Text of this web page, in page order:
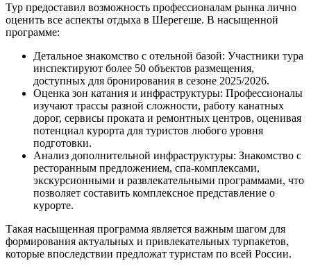
Тур предоставил возможность профессионалам рынка лично
оценить все аспекты отдыха в Шерегеше. В насыщенной
программе:
Детальное знакомство с отельной базой: Участники тура
инспектируют более 50 объектов размещения,
доступных для бронирования в сезоне 2025/2026.
Оценка зон катания и инфраструктуры: Профессионалы
изучают трассы разной сложности, работу канатных
дорог, сервисы проката и ремонтных центров, оценивая
потенциал курорта для туристов любого уровня
подготовки.
Анализ дополнительной инфраструктуры: Знакомство с
ресторанным предложением, спа-комплексами,
экскурсионными и развлекательными программами, что
позволяет составить комплексное представление о
курорте.
Такая насыщенная программа является важным шагом для
формирования актуальных и привлекательных турпакетов,
которые впоследствии предложат туристам по всей России.